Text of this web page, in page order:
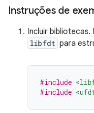
Instruções de
Incluir bibliotecas.
libfdt para
#include
#include